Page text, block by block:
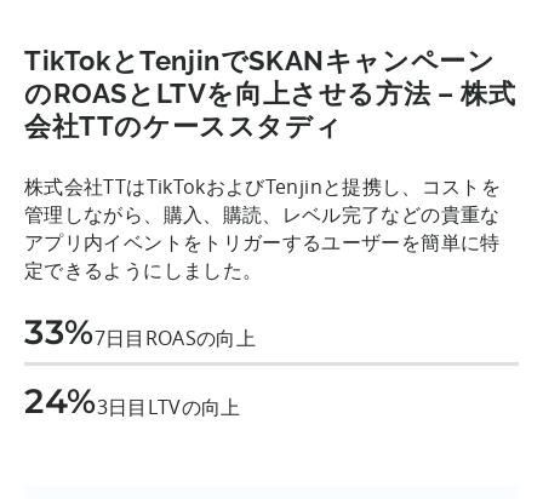
TikTokとTenjinでSKANキャンペーン
のROASとLTVを向上させる方法 – 株式
会社TTのケーススタディ
株式会社TTはTikTokおよびTenjinと提携し、コストを
管理しながら、購入、購読、レベル完了などの貴重な
アプリ内イベントをトリガーするユーザーを簡単に特
定できるようにしました。
33%7日目ROASの向上
24%3日目LTVの向上